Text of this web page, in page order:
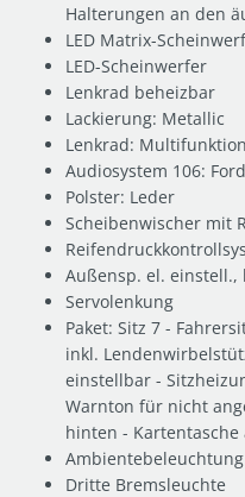
Halterungen an den
LED Matrix-
LED-Scheinwerfer
Lenkrad beheizbar
Lackierung: Metallic
Lenkrad:
Audiosystem 106:
Polster: Leder
Scheibenwischer mit
Außensp. el. einstell.,
Servolenkung
Paket: Sitz 7 -
inkl.
einstellbar -
Warnton für nicht
hinten - Kartentasche
Ambientebeleuchtung
Dritte Bremsleuchte